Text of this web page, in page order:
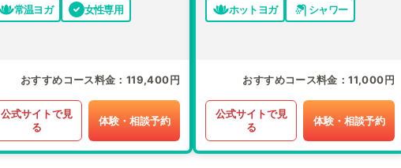
常温ヨガ 女性専用
おすすめコース料金 119,400円
公式サイトで見
る
体験・相談予約
ホットヨガ シャワー
おすすめコース料金 11,000円
公式サイトで見
る
体験・相談予約